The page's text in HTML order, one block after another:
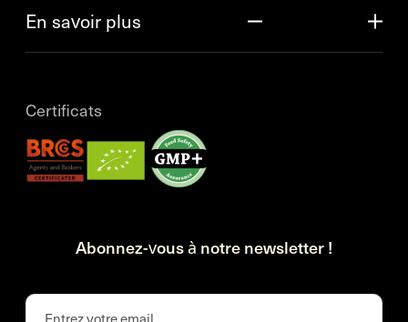
En savoir plus
Certificats
Abonnez-vous à notre newsletter !